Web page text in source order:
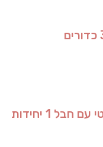
1 יחידות